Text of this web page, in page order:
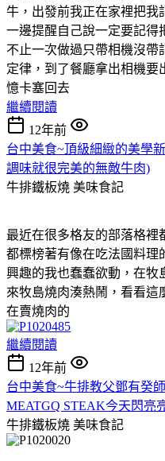
牛，出發前我正在家裡把我
一邊提醒自己說一定要記得
不止一次做過只帶相機沒帶
定律，到了餐廳拿出相機要
憶卡塞回去
繼續閱讀
12年前
台中美食~頂級細緻的美學
調味就很完美的無敵牛肉)
牛排鐵板燒 美味食記
最近在很多格友的部落格裡
都標榜著有像在吃法國料理
興趣的我也蠢蠢欲動，在牧
來牧島燒肉湊熱鬧，看看這
在賣燒肉的
繼續閱讀
12年前
台中美食~牛排教父鄧有癸
MEATGQ STEAK今天閃亮
牛排鐵板燒 美味食記